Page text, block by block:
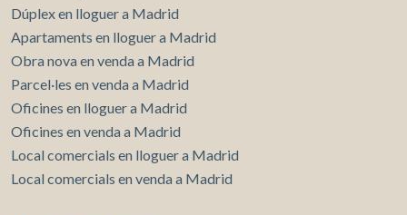
Dúplex en lloguer a Madrid
Apartaments en lloguer a Madrid
Obra nova en venda a Madrid
Parcel·les en venda a Madrid
Oficines en lloguer a Madrid
Oficines en venda a Madrid
Local comercials en lloguer a Madrid
Local comercials en venda a Madrid